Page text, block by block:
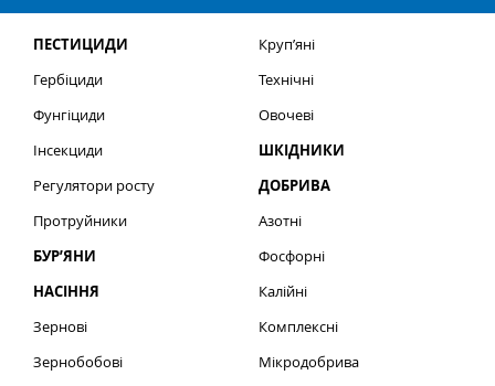
ПЕСТИЦИДИ
Гербіциди
Фунгіциди
Інсекциди
Регулятори росту
Протруйники
БУР’ЯНИ
НАСІННЯ
Зернові
Зернобобові
Круп’яні
Технічні
Овочеві
ШКІДНИКИ
ДОБРИВА
Азотні
Фосфорні
Калійні
Комплексні
Мікродобрива